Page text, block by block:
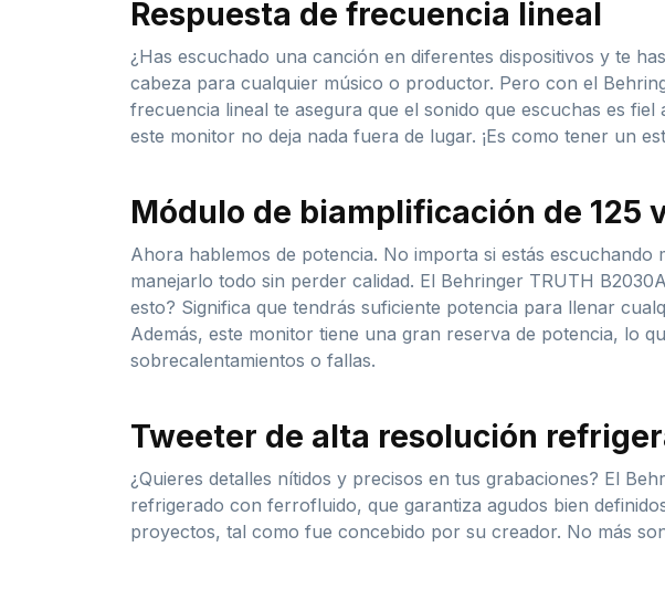
Respuesta de frecuencia lineal
¿Has escuchado una canción en diferentes dispositivos y te
cabeza para cualquier músico o productor. Pero con el
frecuencia lineal te asegura que el sonido que escuchas es
este monitor no deja nada fuera de lugar. ¡Es como tener un
Módulo de biamplificación de 125
Ahora hablemos de potencia. No importa si estás
manejarlo todo sin perder calidad. El Behringer TRUTH
esto? Significa que tendrás suficiente potencia para llenar
Además, este monitor tiene una gran reserva de potencia, lo
sobrecalentamientos o fallas.
Tweeter de alta resolución
¿Quieres detalles nítidos y precisos en tus grabaciones? El
refrigerado con ferrofluido, que garantiza agudos bien
proyectos, tal como fue concebido por su creador. No más